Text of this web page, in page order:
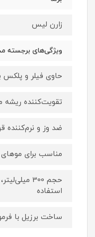
زارن لیس
ویژگی‌های برجسته
حاوی فیلر و پلکس
تقویت‌کننده ریشه
ضد وز و نرم‌کننده
مناسب برای
حجم 300
استفاده
ساخت برزیل با